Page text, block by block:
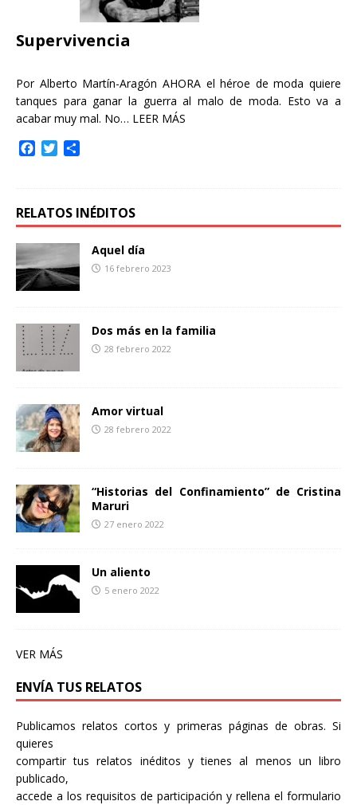
i
r
Supervivencia
Por Alberto Martín-Aragón AHORA el héroe de moda quiere
tanques para ganar la guerra al malo de moda. Esto va a
acabar muy mal. No… LEER MÁS
b
o
o
k
t
e
r
a
r
RELATOS INÉDITOS
Aquel día
16 febrero 2023
Dos más en la familia
28 febrero 2022
Amor virtual
28 febrero 2022
“Historias del Confinamiento” de Cristina
Maruri
27 enero 2022
Un aliento
5 enero 2022
VER MÁS
ENVÍA TUS RELATOS
Publicamos relatos cortos y primeras páginas de obras. Si
quieres
compartir tus relatos inéditos y tienes al menos un libro
publicado,
accede a los requisitos de participación y rellena el formulario